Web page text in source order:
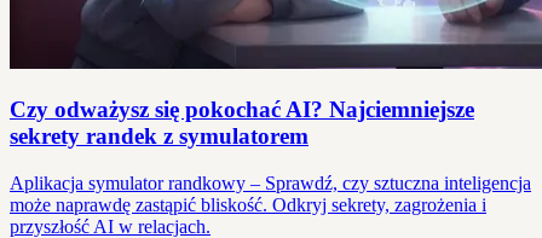
Czy odważysz się pokochać AI? Najciemniejsze
sekrety randek z symulatorem
Aplikacja symulator randkowy – Sprawdź, czy sztuczna inteligencja
może naprawdę zastąpić bliskość. Odkryj sekrety, zagrożenia i
przyszłość AI w relacjach.